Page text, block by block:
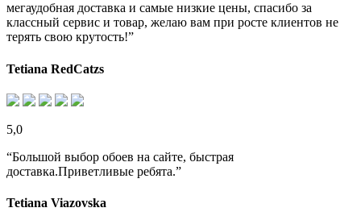
мегаудобная доставка и самые низкие цены, спасибо за
классный сервис и товар, желаю вам при росте клиентов не
терять свою крутость!”
Tetiana RedCatzs
5,0
“Большой выбор обоев на сайте, быстрая
доставка.Приветливые ребята.”
Tetiana Viazovska